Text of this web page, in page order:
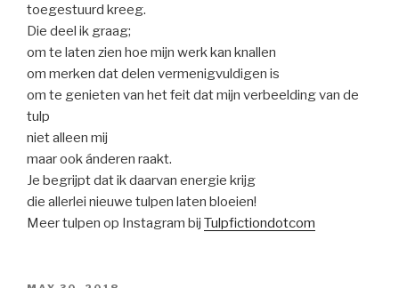
toegestuurd kreeg.
Die deel ik graag;
om te laten zien hoe mijn werk kan knallen
om merken dat delen vermenigvuldigen is
om te genieten van het feit dat mijn verbeelding van de
tulp
niet alleen mij
maar ook ánderen raakt.
Je begrijpt dat ik daarvan energie krijg
die allerlei nieuwe tulpen laten bloeien!
Meer tulpen op Instagram bij Tulpfictiondotcom